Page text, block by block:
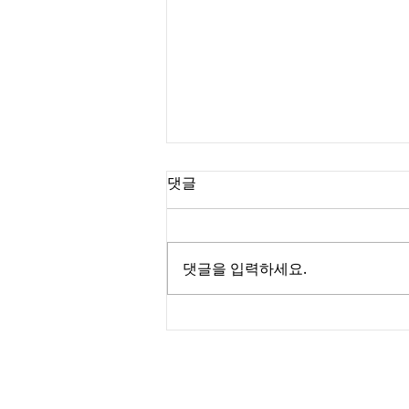
댓글
댓글을 입력하세요.